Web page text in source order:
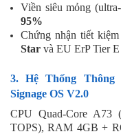
Viền siêu mỏng
95%
Chứng nhận tiết
Star và EU ErP Tier E
3. Hệ Thống
Signage OS V2.0
CPU Quad-Core A73
TOPS), RAM 4GB +